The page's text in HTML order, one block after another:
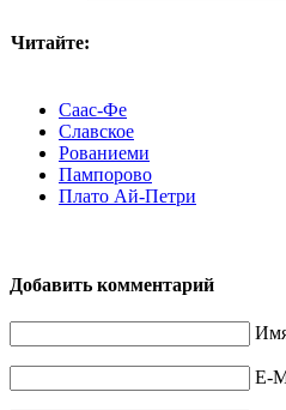
Читайте:
Саас-Фе
Славское
Рованиеми
Пампорово
Плато Ай-Петри
Добавить комментарий
E-